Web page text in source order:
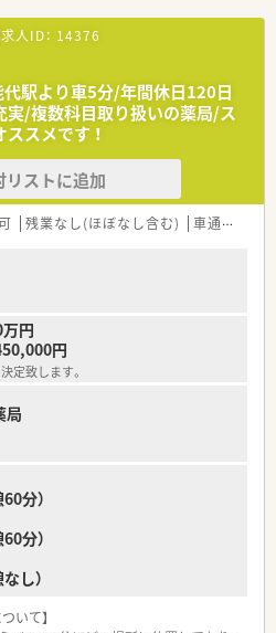
やレセプト業務に加え、併設された
医薬品の販売やカウンセリングを行い
多様な健康相談に対応することで、セ
進に直接貢献することが期待されま
に促進しているため、通常の調剤薬局
種類の薬剤に関する知識を習得できま
人ID： 14376
駅より車5分/年間休日120日
/複数科目取り扱いの薬局/ス
スメです ！
リストに追加
残業なし(ほぼなし含む) 車通勤可
円
円
定致します。
局
分）
分）
し）
いて】